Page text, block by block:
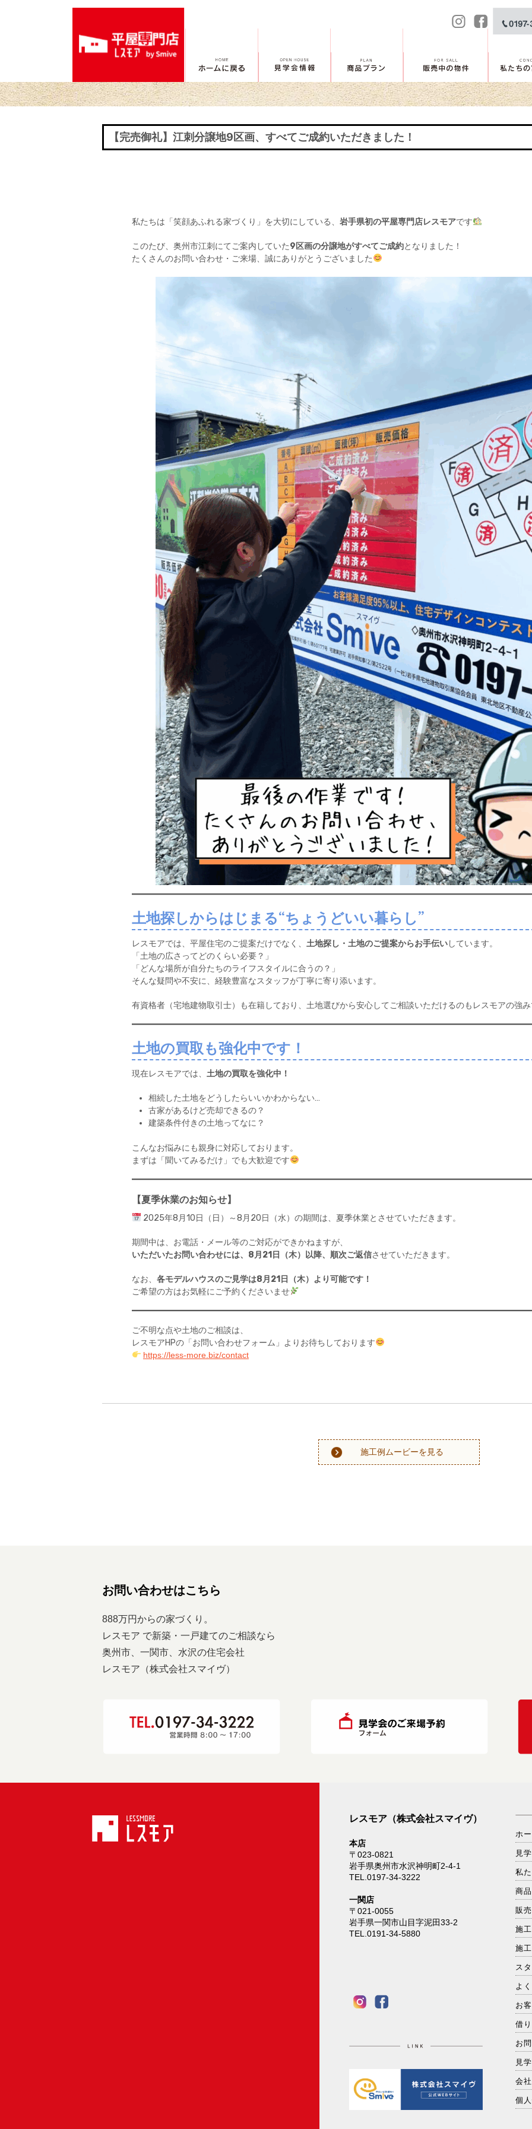
【完売御礼】江刺分譲地9区画、すべてご成約いただきました！
私たちは「笑顔あふれる家づくり」を大切にしている、 岩手県初の平屋専門店レスモアです
このたび、奥州市江刺にてご案内していた9区画の分譲地がすべてご成約となりました！
たくさんのお問い合わせ・ご来場、誠にありがとうございました
土地探しからはじまる“ちょうどいい暮らし”
レスモアでは、平屋住宅のご提案だけでなく、 土地探し・土地のご提案からお手伝いしています。
「土地の広さってどのくらい必要？」
「どんな場所が自分たちのライフスタイルに合うの？」
そんな疑問や不安に、経験豊富なスタッフが丁寧に寄り添います。
有資格者（宅地建物取引士）も在籍しており、土地選びから安心してご相談いただけるのもレスモアの強
土地の買取も強化中です！
現在レスモアでは、 土地の買取を強化中！
相続した土地をどうしたらいいかわからない…
古家があるけど売却できるの？
建築条件付きの土地ってなに？
こんなお悩みにも親身に対応しております。
まずは「聞いてみるだけ」でも大歓迎です
【夏季休業のお知らせ】
2025年8月10日（日）～8月20日（水）の期間は、夏季休業とさせていただきます。
期間中は、お電話・メール等のご対応ができかねますが、
いただいたお問い合わせには、8月21日（木）以降、順次ご返信させていただきます。
なお、 各モデルハウスのご見学は8月21日（木）より可能です！
ご希望の方はお気軽にご予約くださいませ
ご不明な点や土地のご相談は、
レスモアHPの「お問い合わせフォーム」よりお待ちしております
https://less-more.biz/contact
施工例ムービーを見る
お問い合わせはこちら
888万円からの家づくり。
レスモア で新築・一戸建てのご相談なら
奥州市、一関市、水沢の住宅会社
レスモア（株式会社スマイヴ）
レスモア（株式会社スマイヴ）
本店
〒023-0821
岩手県奥州市水沢神明町2-4-1
TEL.0197-34-3222
一関店
〒021-0055
岩手県一関市山目字泥田33-2
TEL.0191-34-5880
ホ
見
私
商
販
施
施
ス
よ
お
借
お
見
会
個